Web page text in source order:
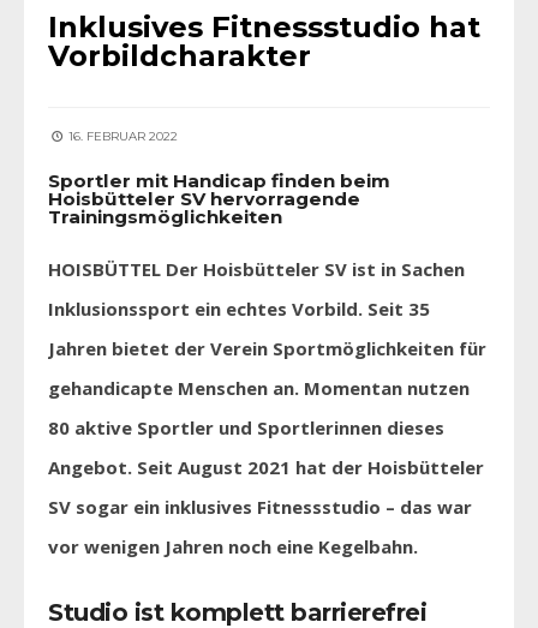
Inklusives Fitnessstudio hat
Vorbildcharakter
16. FEBRUAR 2022
Sportler mit Handicap finden beim
Hoisbütteler SV hervorragende
Trainingsmöglichkeiten
HOISBÜTTEL Der Hoisbütteler SV ist in Sachen
Inklusionssport ein echtes Vorbild. Seit 35
Jahren bietet der Verein Sportmöglichkeiten für
gehandicapte Menschen an. Momentan nutzen
80 aktive Sportler und Sportlerinnen dieses
Angebot. Seit August 2021 hat der Hoisbütteler
SV sogar ein inklusives Fitnessstudio – das war
vor wenigen Jahren noch eine Kegelbahn.
Studio ist komplett barrierefrei